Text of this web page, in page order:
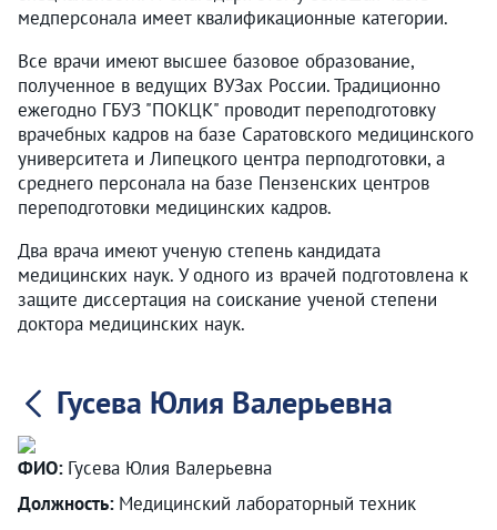
медперсонала имеет квалификационные категории.
Все врачи имеют высшее базовое образование,
полученное в ведущих ВУЗах России. Традиционно
ежегодно ГБУЗ "ПОКЦК" проводит переподготовку
врачебных кадров на базе Саратовского медицинского
университета и Липецкого центра перподготовки, а
среднего персонала на базе Пензенских центров
переподготовки медицинских кадров.
Два врача имеют ученую степень кандидата
медицинских наук. У одного из врачей подготовлена к
защите диссертация на соискание ученой степени
доктора медицинских наук.
Гусева Юлия Валерьевна
ФИО: Гусева Юлия Валерьевна
Должность: Медицинский лабораторный техник